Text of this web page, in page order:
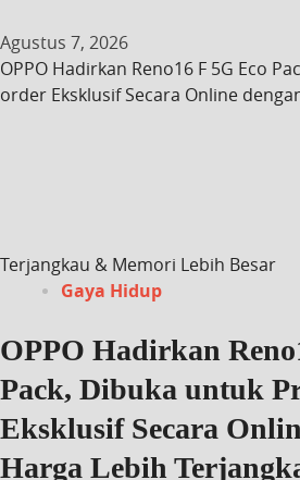
Agustus 7, 2026
OPPO Hadirkan Reno16 F 5G Eco
order Eksklusif Secara Online
Terjangkau & Memori Lebih Besar
Gaya Hidup
OPPO Hadirkan
Pack, Dibuka untuk
Eksklusif Secara
Harga Lebih